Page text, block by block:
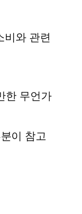
비와 관련
한 무언가
이 참고